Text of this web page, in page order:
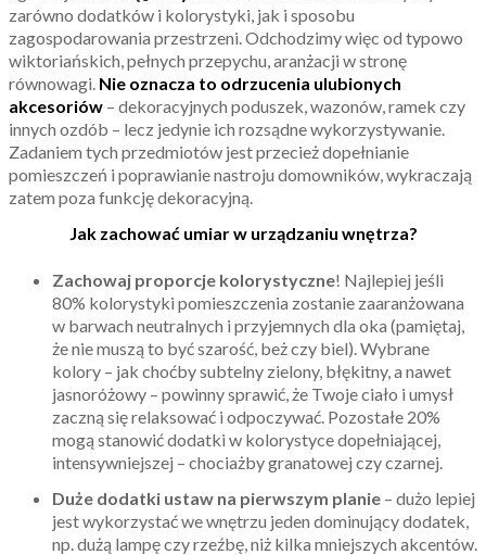
zarówno dodatków i kolorystyki, jak i sposobu
zagospodarowania przestrzeni. Odchodzimy więc od typowo
wiktoriańskich, pełnych przepychu, aranżacji w stronę
równowagi. Nie oznacza to odrzucenia ulubionych
akcesoriów – dekoracyjnych poduszek, wazonów, ramek czy
innych ozdób – lecz jedynie ich rozsądne wykorzystywanie.
Zadaniem tych przedmiotów jest przecież dopełnianie
pomieszczeń i poprawianie nastroju domowników, wykraczają
zatem poza funkcję dekoracyjną.
Jak zachować umiar w urządzaniu wnętrza?
Zachowaj proporcje kolorystyczne! Najlepiej jeśli
80% kolorystyki pomieszczenia zostanie zaaranżowana
w barwach neutralnych i przyjemnych dla oka (pamiętaj,
że nie muszą to być szarość, beż czy biel). Wybrane
kolory – jak choćby subtelny zielony, błękitny, a nawet
jasnoróżowy – powinny sprawić, że Twoje ciało i umysł
zaczną się relaksować i odpoczywać. Pozostałe 20%
mogą stanowić dodatki w kolorystyce dopełniającej,
intensywniejszej – chociażby granatowej czy czarnej.
Duże dodatki ustaw na pierwszym planie – dużo lepiej
jest wykorzystać we wnętrzu jeden dominujący dodatek,
np. dużą lampę czy rzeźbę, niż kilka mniejszych akcentów.